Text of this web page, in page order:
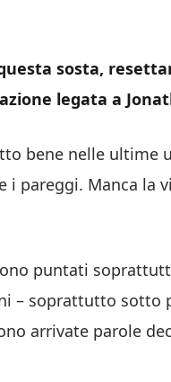
sosta,
legata a
bene nelle ultime
i pareggi. Manca la
puntati
– soprattutto sotto
arrivate parole